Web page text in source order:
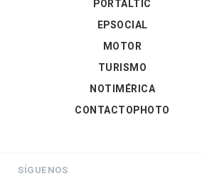
PORTALTIC
EPSOCIAL
MOTOR
TURISMO
NOTIMÉRICA
CONTACTOPHOTO
SÍGUENOS